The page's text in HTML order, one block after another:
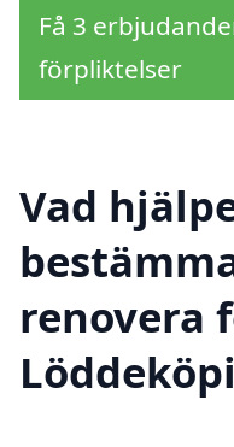
Få 3
förpliktelser
Vad
renovera